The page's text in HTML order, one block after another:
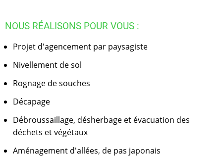
NOUS RÉALISONS POUR VOUS :
Projet d'agencement par paysagiste
Nivellement de sol
Rognage de souches
Décapage
Débroussaillage, désherbage et évacuation des
déchets et végétaux
Aménagement d'allées, de pas japonais